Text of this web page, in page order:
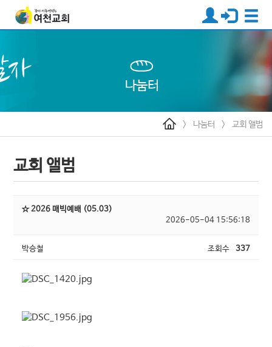
> 나눔터 > 교회 앨범
교회 앨범
☆ 2026 매빅예배 (05.03)
2026-05-04 15:56:18
박승철 조회수 337